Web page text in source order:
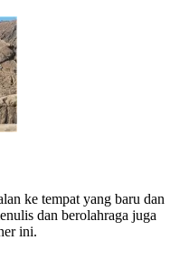
ke tempat yang baru dan
dan berolahraga juga
ini.